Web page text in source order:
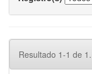
Resultado 1-1 de 1.